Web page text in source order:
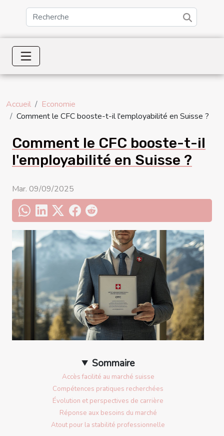
Accueil
Economie
Comment le CFC booste-t-il l'employabilité en Suisse ?
Comment le CFC booste-t-il
l'employabilité en Suisse ?
Mar. 09/09/2025
Sommaire
Accès facilité au marché suisse
Compétences pratiques recherchées
Évolution et perspectives de carrière
Réponse aux besoins du marché
Atout pour la stabilité professionnelle